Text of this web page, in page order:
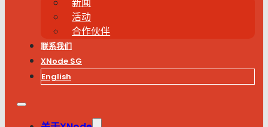
活动
合作伙伴
联系我们
XNode SG
English